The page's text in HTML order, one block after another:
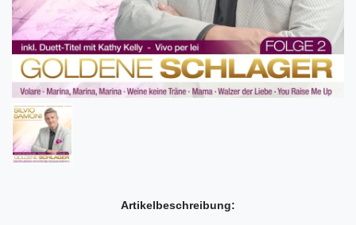
Artikelbeschreibung: